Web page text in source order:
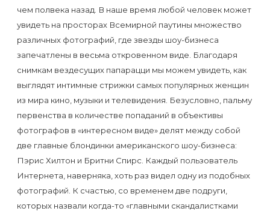
нужно
знать
перед
к
косметологу?
Рекомендации
по
уходу
за
чем полвека назад. В наше время любой человек может
увидеть на просторах Всемирной паутины множество
различных фотографий, где звезды шоу-бизнеса
запечатлены в весьма откровенном виде. Благодаря
снимкам вездесущих папарацци мы можем увидеть, как
выглядят интимные стрижки самых популярных женщин
из мира кино, музыки и телевидения. Безусловно, пальму
первенства в количестве попаданий в объективы
фотографов в «интересном виде» делят между собой
две главные блондинки американского шоу-бизнеса:
Пэрис Хилтон и Бритни Спирс. Каждый пользователь
Интернета, наверняка, хоть раз видел одну из подобных
фотографий. К счастью, со временем две подруги,
которых назвали когда-то «главными скандалистками